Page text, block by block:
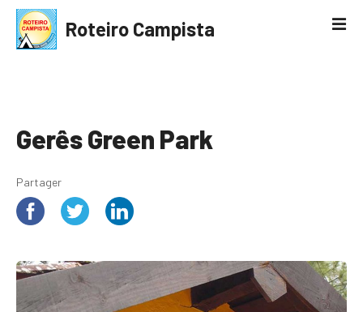
Roteiro Campista
Gerês Green Park
Partager